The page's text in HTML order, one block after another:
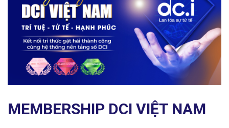
MEMBERSHIP DCI VIỆT NAM